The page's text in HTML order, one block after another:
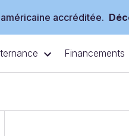
accréditée.
Financements